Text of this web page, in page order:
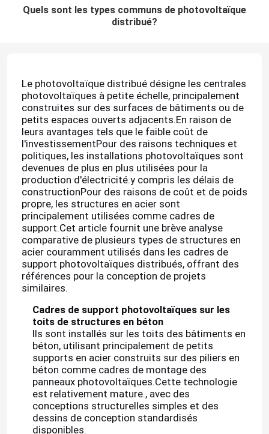
Quels sont les types communs de photovoltaïque
distribué?
Le photovoltaïque distribué désigne les centrales
photovoltaïques à petite échelle, principalement
construites sur des surfaces de bâtiments ou de
petits espaces ouverts adjacents.En raison de
leurs avantages tels que le faible coût de
l'investissementPour des raisons techniques et
politiques, les installations photovoltaïques sont
devenues de plus en plus utilisées pour la
production d'électricité.y compris les délais de
constructionPour des raisons de coût et de poids
propre, les structures en acier sont
principalement utilisées comme cadres de
support.Cet article fournit une brève analyse
comparative de plusieurs types de structures en
acier couramment utilisés dans les cadres de
support photovoltaïques distribués, offrant des
références pour la conception de projets
similaires.
Cadres de support photovoltaïques sur les
toits de structures en béton
Ils sont installés sur les toits des bâtiments en
béton, utilisant principalement de petits
supports en acier construits sur des piliers en
béton comme cadres de montage des
panneaux photovoltaïques.Cette technologie
est relativement mature., avec des
conceptions structurelles simples et des
dessins de conception standardisés
disponibles.